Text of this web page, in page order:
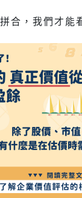
合，我們才能